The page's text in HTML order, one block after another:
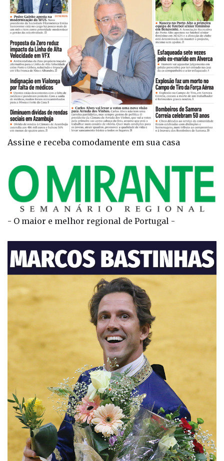
Assine e receba comodamente em sua casa
- O maior e melhor regional de Portugal -